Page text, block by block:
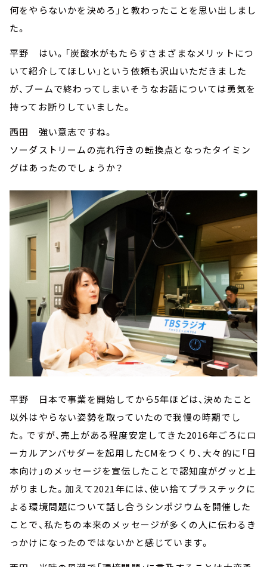
何をやらないかを決めろ」と教わったことを思い出しまし
た。
平野 はい。「炭酸水がもたらすさまざまなメリットにつ
いて紹介してほしい」という依頼も沢山いただきました
が、ブームで終わってしまいそうなお話については勇気を
持ってお断りしていました。
西田 強い意志ですね。
ソーダストリームの売れ行きの転換点となったタイミン
グはあったのでしょうか？
平野 日本で事業を開始してから5年ほどは、決めたこと
以外はやらない姿勢を取っていたので我慢の時期でし
た。ですが、売上がある程度安定してきた2016年ごろにロ
ーカルアンバサダーを起用したCMをつくり、大々的に「日
本向け」のメッセージを宣伝したことで認知度がグッと上
がりました。加えて2021年には、使い捨てプラスチックに
よる環境問題について話し合うシンポジウムを開催した
ことで、私たちの本来のメッセージが多くの人に伝わるき
っかけになったのではないかと感じています。